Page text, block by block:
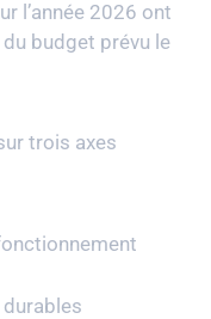
l’année 2026 ont
budget prévu le
trois axes